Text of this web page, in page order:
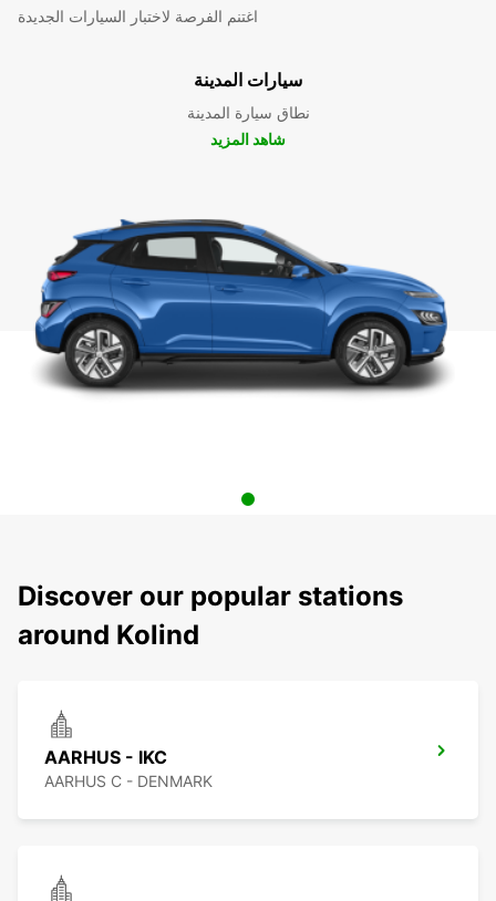
اغتنم الفرصة لاختبار السيارات الجديدة
سيارات المدينة
نطاق سيارة المدينة
شاهد المزيد
Discover our popular stations
around Kolind
AARHUS - IKC
AARHUS C - DENMARK